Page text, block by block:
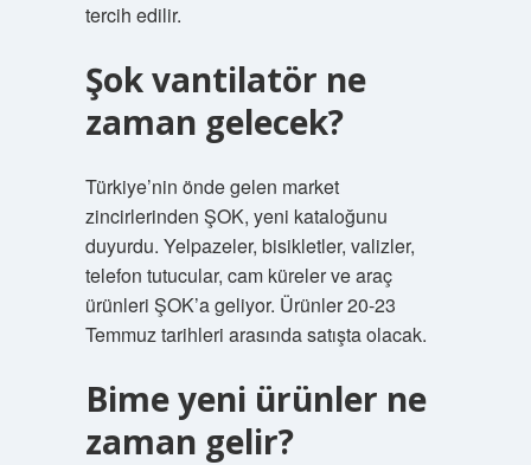
tercih edilir.
Şok vantilatör ne
zaman gelecek?
Türkiye’nin önde gelen market
zincirlerinden ŞOK, yeni kataloğunu
duyurdu. Yelpazeler, bisikletler, valizler,
telefon tutucular, cam küreler ve araç
ürünleri ŞOK’a geliyor. Ürünler 20-23
Temmuz tarihleri ​​arasında satışta olacak.
Bime yeni ürünler ne
zaman gelir?